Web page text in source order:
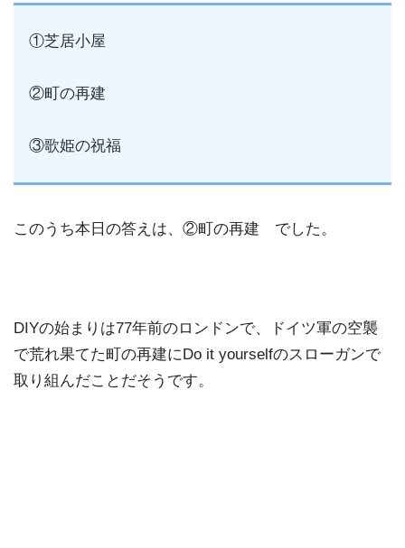
①芝居小屋
②町の再建
③歌姫の祝福
このうち本日の答えは、②町の再建 でした。
DIYの始まりは77年前のロンドンで、ドイツ軍の空襲
で荒れ果てた町の再建にDo it yourselfのスローガンで
取り組んだことだそうです。